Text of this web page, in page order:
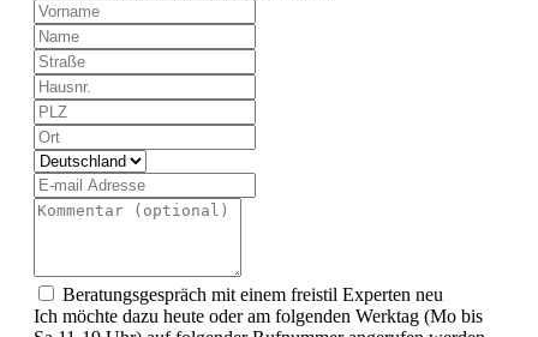
Beratungsgespräch mit einem freistil Experten neu
Ich möchte dazu heute oder am folgenden Werktag (Mo bis